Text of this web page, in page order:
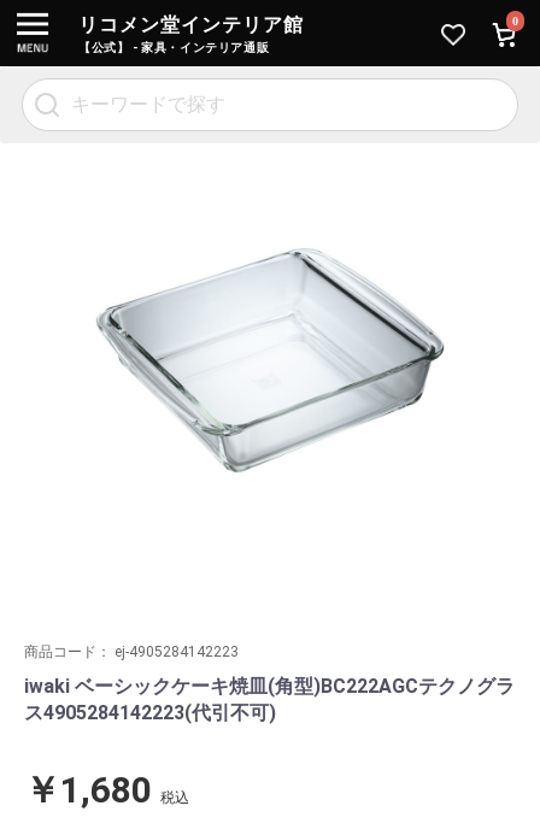
リコメン堂インテリア館
【公式】 - 家具・インテリア通販
0
商品コード： ej-4905284142223
iwaki ベーシックケーキ焼皿(角型)BC222AGCテクノグラ
ス4905284142223(代引不可)
￥1,680 税込